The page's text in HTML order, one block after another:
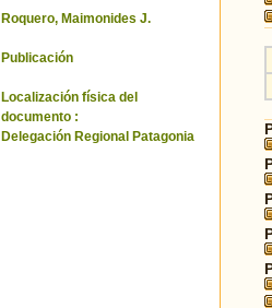
Roquero, Maimonides J.
Publicación
Localización física del
documento :
Delegación Regional Patagonia